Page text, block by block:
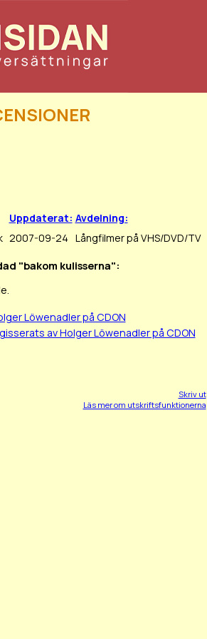
Uppdaterat: Avdelning:
2007-09-24 Långfilmer på VHS/DVD/TV
"bakom kulisserna":
Löwenadler på CDON
av Holger Löwenadler på CDON
Skriv ut
Läs mer om utskriftsfunktionerna